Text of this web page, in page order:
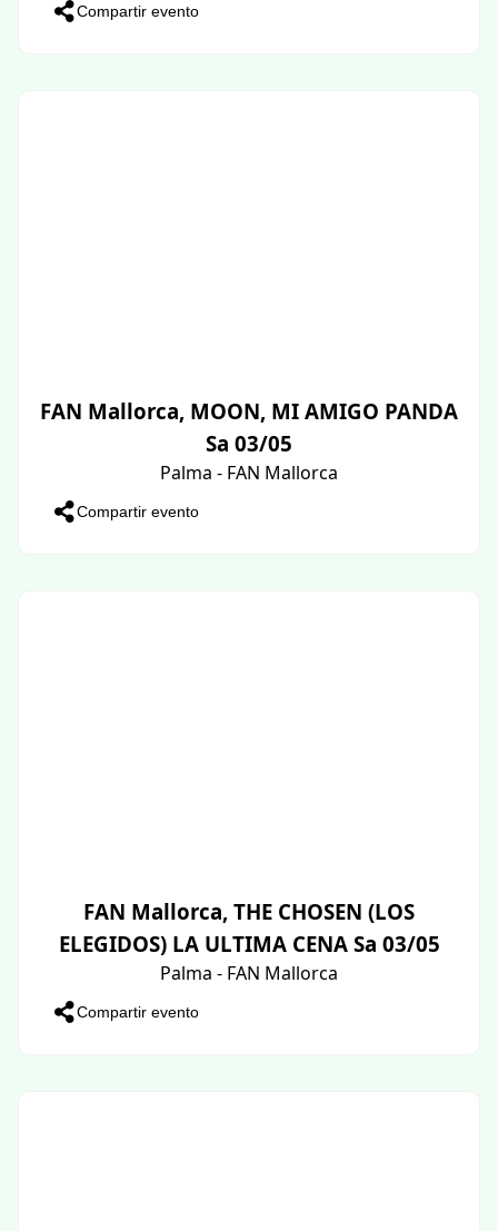
Compartir evento
FAN Mallorca, MOON, MI AMIGO PANDA
Sa 03/05
Palma - FAN Mallorca
Compartir evento
FAN Mallorca, THE CHOSEN (LOS
ELEGIDOS) LA ULTIMA CENA Sa 03/05
Palma - FAN Mallorca
Compartir evento